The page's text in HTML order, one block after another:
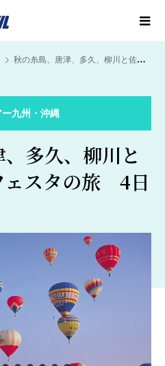
秋の糸島、唐津、多久、柳川と佐賀バルーンフェスタの旅 4日間
ー九州・沖縄
多久、柳川と
ェスタの旅 4日